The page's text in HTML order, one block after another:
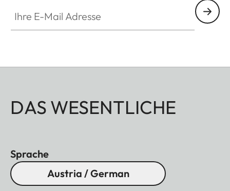
DAS WESENTLICHE
Sprache
Austria / German